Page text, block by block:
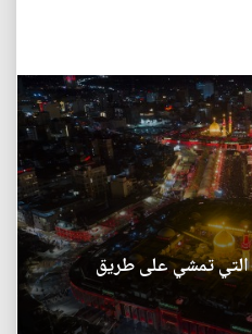
التي تمشي على طريق